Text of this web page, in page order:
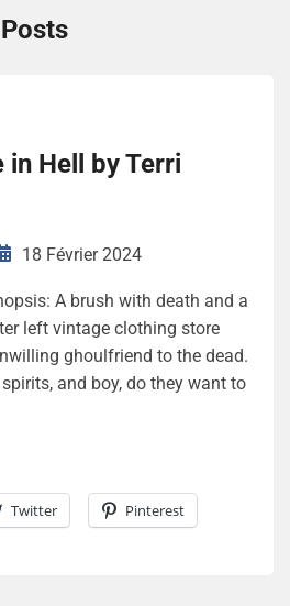
in Hell by Terri
18 Février 2024
A brush with death and a
left vintage clothing store
ghoulfriend to the dead.
and boy, do they want to
Twitter Pinterest